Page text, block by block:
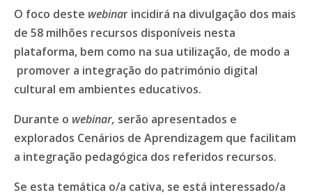
O foco deste webinar incidirá na divulgação dos mais
de 58 milhões recursos disponíveis nesta
plataforma, bem como na sua utilização, de modo a
promover a integração do património digital
cultural em ambientes educativos.
Durante o webinar, serão apresentados e
explorados Cenários de Aprendizagem que facilitam
a integração pedagógica dos referidos recursos.
Se esta temática o/a cativa, se está interessado/a